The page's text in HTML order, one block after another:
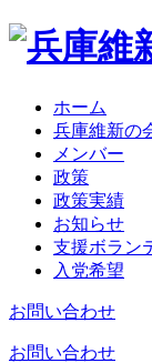
ホーム
兵庫維新の
メンバー
政策
政策実績
お知らせ
支援ボラン
入党希望
お問い合わせ
お問い合わせ